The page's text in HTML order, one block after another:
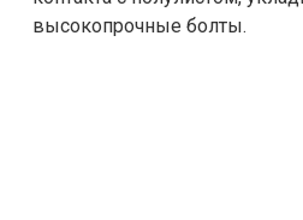
высокопрочные болты.